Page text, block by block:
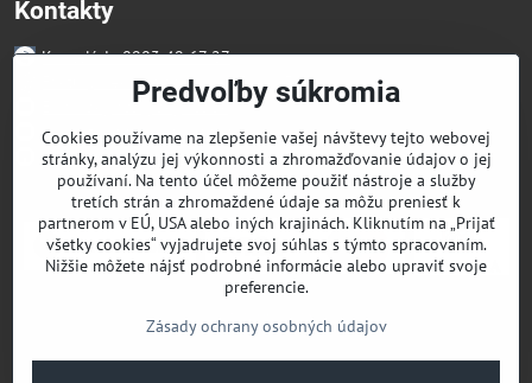
Kontakty
Kancelária 0903 49 67 27
Faktúry/Reklamácia 0914 27 44 27
Email skglass@skglass.sk
Projekty gastro@skglass.sk
Osobný Odber Bratislavská 919/4 Dunajská Streda
Predvoľby súkromia
Cookies používame na zlepšenie vašej návštevy tejto webovej
stránky, analýzu jej výkonnosti a zhromažďovanie údajov o jej
používaní. Na tento účel môžeme použiť nástroje a služby
tretích strán a zhromaždené údaje sa môžu preniesť k
partnerom v EÚ, USA alebo iných krajinách. Kliknutím na „Prijať
všetky cookies“ vyjadrujete svoj súhlas s týmto spracovaním.
Nižšie môžete nájsť podrobné informácie alebo upraviť svoje
preferencie.
Zásady ochrany osobných údajov